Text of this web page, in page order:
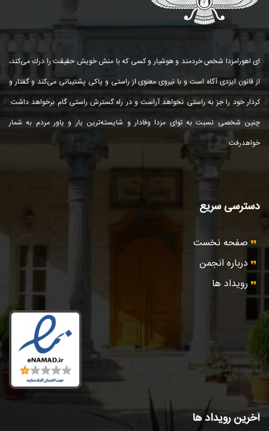
ای اهورامزدا شخص خردمند و هوشیار و كسی كه با منش خویش حقیقت را درك می‌كند،
از قانون ایزدی آگاه است و با نیروی معنوی از راستی و پاكی پشتیبانی می‌كند و گفتار و
كردار خود را جز به راستی نخواهد آراست و در راه گسترش راستی گام برخواهد داشت.
چنین شخصی نسبت به توای مزدا وفادار و شایسته‌ترین یار و یاور مردم به شمار
خواهد‌رفت.
دسترسی سریع
صفحه نخست
درباره انجمن
رویداد ها
آخرین رویداد ها